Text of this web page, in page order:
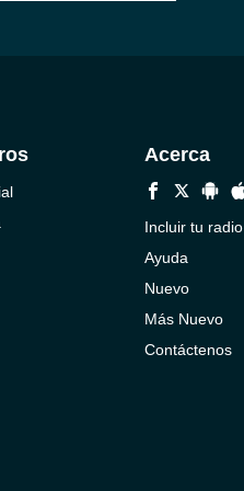
Acerca
Incluir tu radio
Ayuda
Nuevo
Más Nuevo
Contáctenos